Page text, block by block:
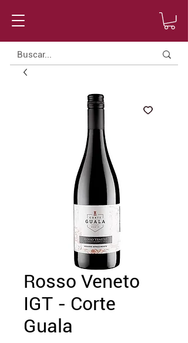
Rosso Veneto
IGT - Corte
Guala